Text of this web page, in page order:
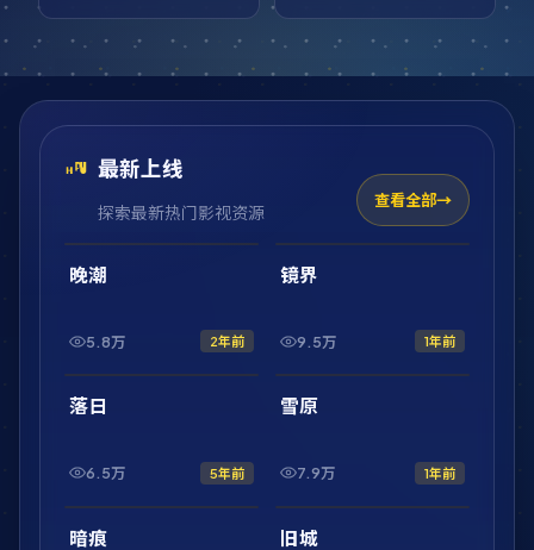
最新上线
探索最新热门影视资源
查看全部
最新
2:01:47
晚潮
5.8万 2年前
最新
2:10:52
镜界
9.5万 1年前
最新
2:20:31
落日
6.5万 5年前
最新
1:56:54
雪原
7.9万 1年前
最新
1:46:43
暗痕 最新
42:32
旧城